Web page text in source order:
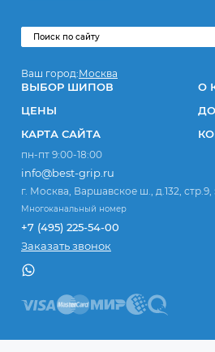
Ваш город:Москва
ВЫБОР ШИПОВ
ЦЕНЫ
КАРТА САЙТА
О
пн-пт 9:00-18:00
info@best-grip.ru
г. Москва, Варшавское ш., д.132, стр.9,
Многоканальный номер
+7 (495) 225-54-00
Заказать звонок